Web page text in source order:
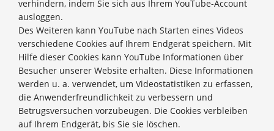
verhindern, indem Sie sich aus Ihrem YouTube-Account
ausloggen.
Des Weiteren kann YouTube nach Starten eines Videos
verschiedene Cookies auf Ihrem Endgerät speichern. Mit
Hilfe dieser Cookies kann YouTube Informationen über
Besucher unserer Website erhalten. Diese Informationen
werden u. a. verwendet, um Videostatistiken zu erfassen,
die Anwenderfreundlichkeit zu verbessern und
Betrugsversuchen vorzubeugen. Die Cookies verbleiben
auf Ihrem Endgerät, bis Sie sie löschen.